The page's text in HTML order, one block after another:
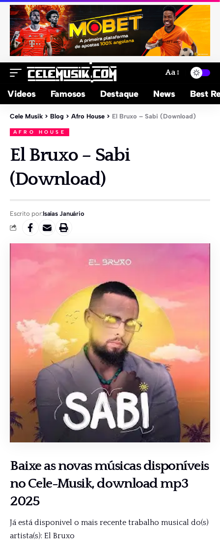
Aa
Videos Famosos Destaque News Best
Cele Musik > Blog > Afro House > El Bruxo – Sabi (Download)
AFRO HOUSE
El Bruxo – Sabi
(Download)
Escrito por:Isaías Januário
Baixe as novas músicas disponíveis
noCele-Musik,download mp3
2025
Já está disponivel o mais recente trabalho musical do(s)
artista(s): El Bruxo